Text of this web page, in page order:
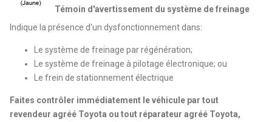
Témoin d'avertissement du système de freinage
Indique la présence d'un dysfonctionnement dans:
Le système de freinage par régénération;
Le système de freinage à pilotage électronique; ou
Le frein de stationnement électrique
Faites contrôler immédiatement le véhicule par tout
revendeur agréé Toyota ou tout réparateur agréé Toyota,